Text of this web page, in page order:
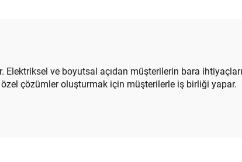
ve boyutsal açıdan müşterilerin bara
çözümler oluşturmak için müşterilerle iş birliği yapar.